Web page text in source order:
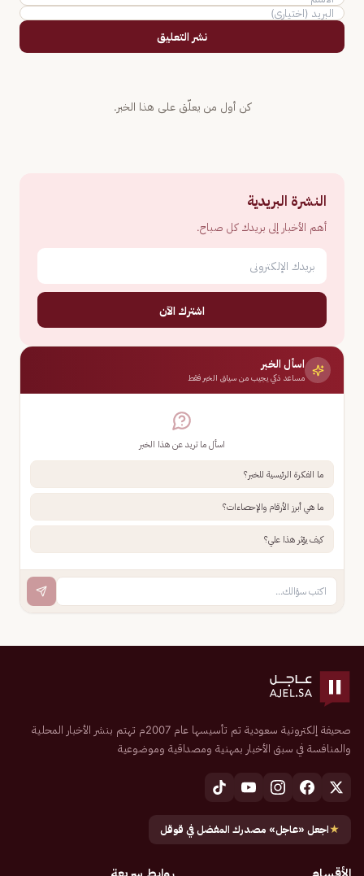
نشر التعليق
كن أول من يعلّق على هذا الخبر.
النشرة البريدية
أهم الأخبار إلى بريدك كل صباح.
اشترك الآن
اسأل الخبر
مساعد ذكي يجيب من سياق الخبر فقط
اسأل ما تريد عن هذا الخبر
ما الفكرة الرئيسية للخبر؟
ما هي أبرز الأرقام والإحصاءات؟
كيف يؤثر هذا علي؟
صحيفة إلكترونية سعودية تم تأسيسها عام 2007م تهتم بنشر الأخبار المحلية
والمنافسة في سبق الأخبار بمهنية ومصداقية وموضوعية
★اجعل «عاجل» مصدرك المفضل في قوقل